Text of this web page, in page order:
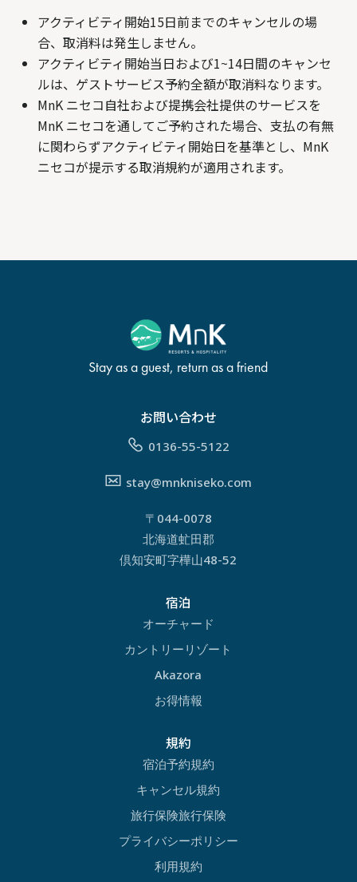
アクティビティ開始15日前までのキャンセルの場
合、取消料は発生しません。
アクティビティ開始当日および1~14日間のキャンセ
ルは、ゲストサービス予約全額が取消料なります。
MnK ニセコ自社および提携会社提供のサービスを
MnK ニセコを通してご予約された場合、支払の有無
に関わらずアクティビティ開始日を基準とし、MnK
ニセコが提示する取消規約が適用されます。
Stay as a guest, return as a friend
お問い合わせ
0136-55-5122
stay@mnkniseko.com
〒044-0078
北海道虻田郡
倶知安町字樺山48-52
宿泊
オーチャード
カントリーリゾート
Akazora
お得情報
規約
宿泊予約規約
キャンセル規約
旅行保険旅行保険
プライバシーポリシー
利用規約